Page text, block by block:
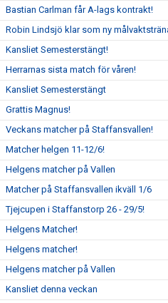
Bastian Carlman får A-lags kontrakt!
Robin Lindsjö klar som ny
Kansliet Semesterstängt!
Herrarnas sista match för våren!
Kansliet Semesterstängt
Grattis Magnus!
Veckans matcher på Staffansvallen!
Matcher helgen 11-12/6!
Helgens matcher på Vallen
Matcher på Staffansvallen ikväll 1/6
Tjejcupen i Staffanstorp 26 - 29/5!
Helgens Matcher!
Helgens matcher!
Helgens matcher på Vallen
Kansliet denna veckan